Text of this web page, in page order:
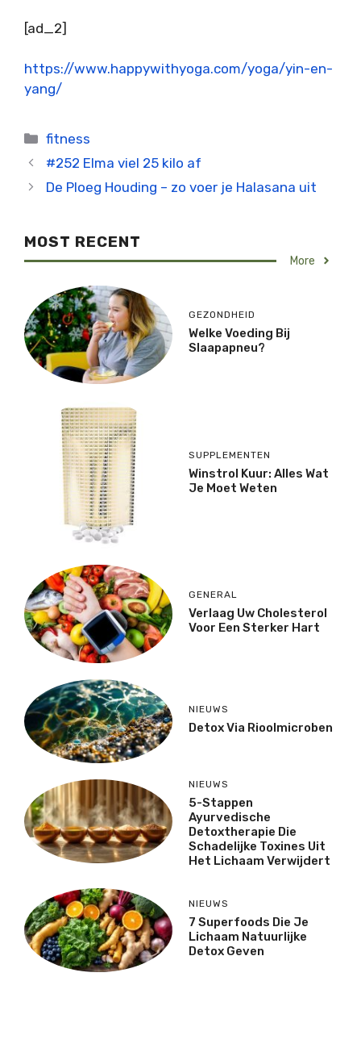
[ad_2]
https://www.happywithyoga.com/yoga/yin-en-
yang/
Categorieën
fitness
#252 Elma viel 25 kilo af
De Ploeg Houding – zo voer je Halasana uit
MOST RECENT
More
GEZONDHEID
Welke Voeding Bij
Slaapapneu?
SUPPLEMENTEN
Winstrol Kuur: Alles Wat
Je Moet Weten
GENERAL
Verlaag Uw Cholesterol
Voor Een Sterker Hart
NIEUWS
Detox Via Rioolmicroben
NIEUWS
5-Stappen
Ayurvedische
Detoxtherapie Die
Schadelijke Toxines Uit
Het Lichaam Verwijdert
NIEUWS
7 Superfoods Die Je
Lichaam Natuurlijke
Detox Geven